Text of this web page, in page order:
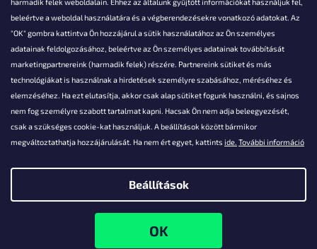
beleértve a weboldal használatára és a végberendezésekre vonatkozó adatokat. Az
"OK" gombra kattintva Ön hozzájárul a sütik használatához az Ön személyes
adatainak feldolgozásához, beleértve az Ön személyes adatainak továbbítását
marketingpartnereink (harmadik felek) részére. Partnereink sütiket és más
technológiákat is használnak a hirdetések személyre szabásához, méréséhez és
elemzéséhez. Ha ezt elutasítja, akkor csak alap sütiket fogunk használni, és sajnos
nem fog személyre szabott tartalmat kapni. Hacsak Ön nem adja beleegyezését,
csak a szükséges cookie-kat használjuk. A beállítások között bármikor
megváltoztathatja hozzájárulását. Ha nem ért egyet, kattints ide. További információ
Beállítások
info@falanzo.hu
Falanzo.hu. Minden jog fenntartva.